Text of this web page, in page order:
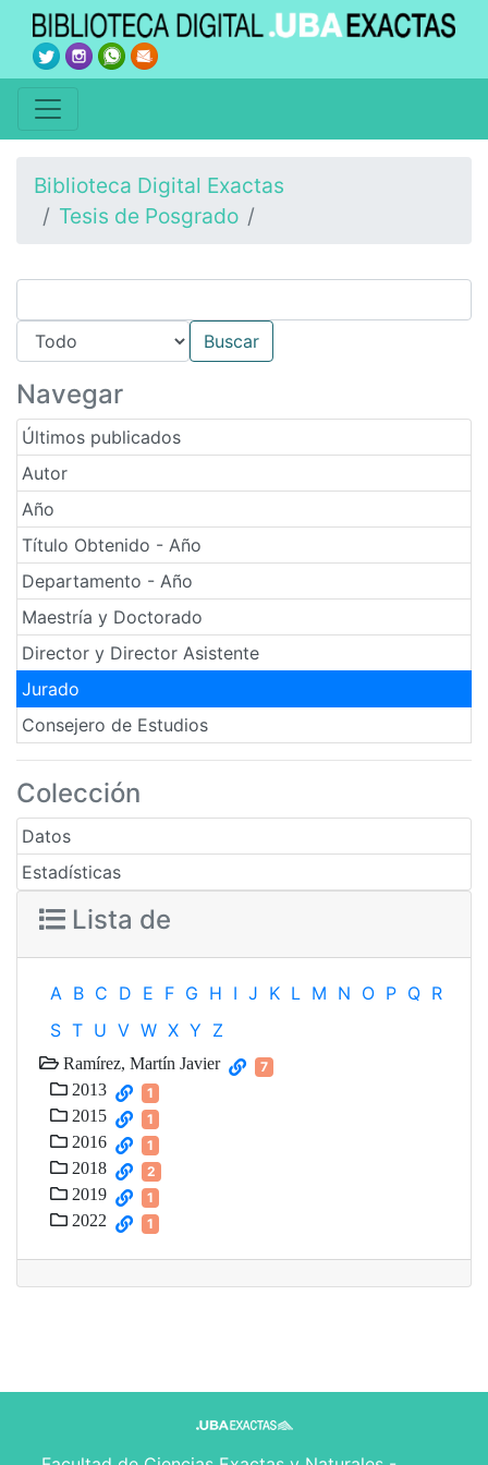
Biblioteca Digital Exactas
Tesis de Posgrado
Navegar
Últimos publicados
Autor
Año
Título Obtenido - Año
Departamento - Año
Maestría y Doctorado
Director y Director Asistente
Jurado
Consejero de Estudios
Colección
Datos
Estadísticas
Lista de
A B C D E F G H I J K L M N O P Q R
S T U V W X Y Z
Ramírez, Martín Javier 7
2013 1
2015 1
2016 1
2018 2
2019 1
2022 1